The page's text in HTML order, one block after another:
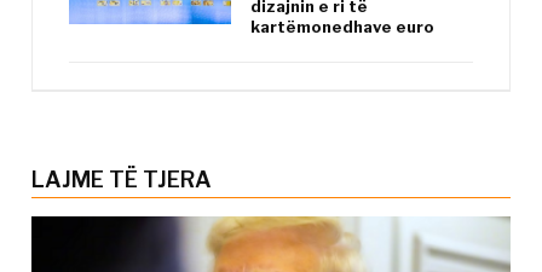
dizajnin e ri të
kartëmonedhave euro
LAJME TË TJERA